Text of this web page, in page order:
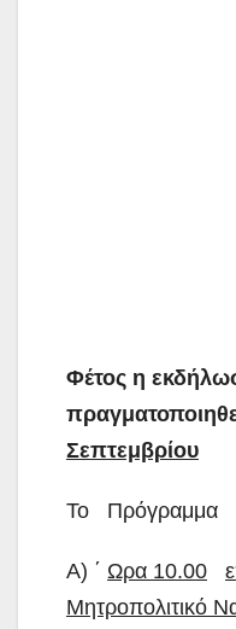
Φέτος η
Σεπτεμβρίου
Το Πρόγραμμα
Α) ΄ Ωρα 10.00
Μητροπολιτικό